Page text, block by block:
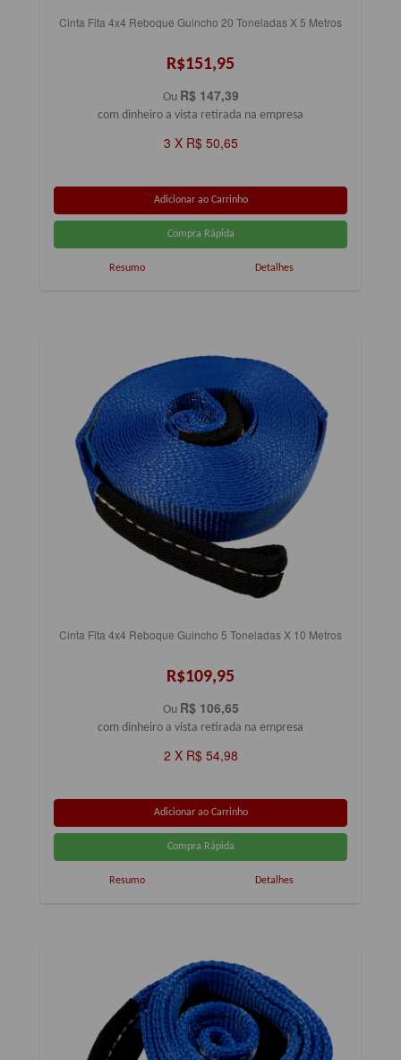
Cinta Fita 4x4 Reboque Guincho 20 Toneladas X 5 Metros
R$151,95
Ou R$ 147,39
com dinheiro a vista retirada na empresa
3 X R$ 50,65
Resumo Detalhes
Cinta Fita 4x4 Reboque Guincho 5 Toneladas X 10 Metros
R$109,95
Ou R$ 106,65
com dinheiro a vista retirada na empresa
2 X R$ 54,98
Resumo Detalhes